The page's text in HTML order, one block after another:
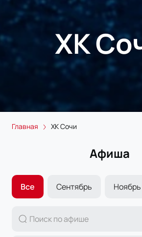
ХК
Главная ХК Сочи
Афиша
Все Сентябрь Ноябрь